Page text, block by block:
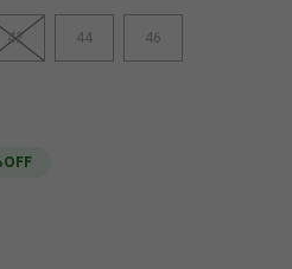
42 44 46
OFF